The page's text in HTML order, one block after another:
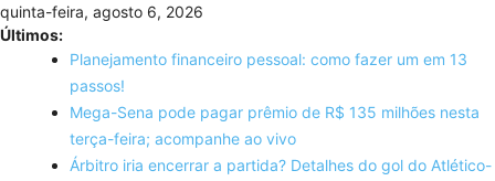
Skip
to
content
quinta-feira, agosto 6, 2026
Últimos:
Planejamento financeiro pessoal: como fazer um em 13
passos!
Mega-Sena pode pagar prêmio de R$ 135 milhões nesta
terça-feira; acompanhe ao vivo
Árbitro iria encerrar a partida? Detalhes do gol do Atlético-